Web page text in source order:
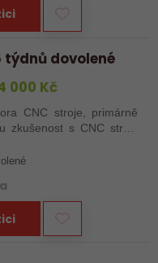
týdnů dovolené
000 Kč
CNC stroje, primárně